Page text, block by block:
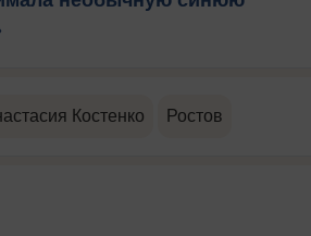
Костенко Ростов